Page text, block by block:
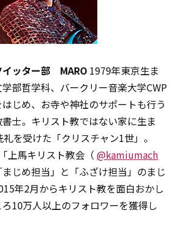
イッター部 MARO 1979年東京生ま
部哲学科、バークリー音楽大学CWP
じめ、お寺や神社のサポートも行う
士。キリスト教ではない家に生ま
を受けた「クリスチャン1世」。
上馬キリスト教会（ @kamiumach
じめ担当」と「ふざけ担当」のまじ
年2月からキリスト教を面白おかし
10万人以上のフォロワーを獲得し